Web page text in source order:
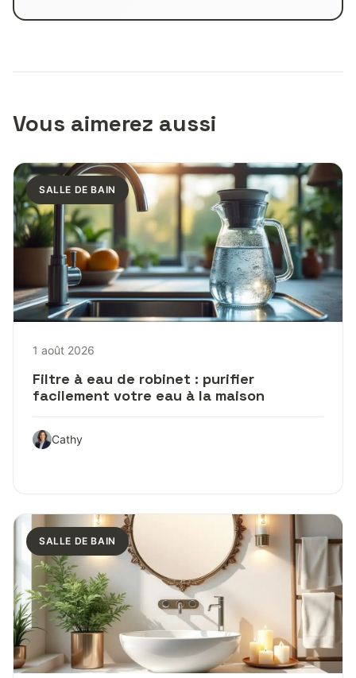
Vous aimerez aussi
SALLE DE BAIN
1 août 2026
Filtre à eau de robinet : purifier
facilement votre eau à la maison
Cathy
SALLE DE BAIN